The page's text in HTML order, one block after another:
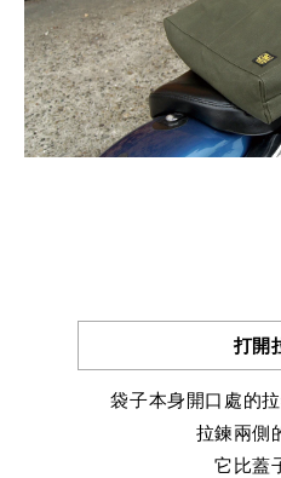
打開
袋子本身開口處的
拉鍊兩側
它比蓋